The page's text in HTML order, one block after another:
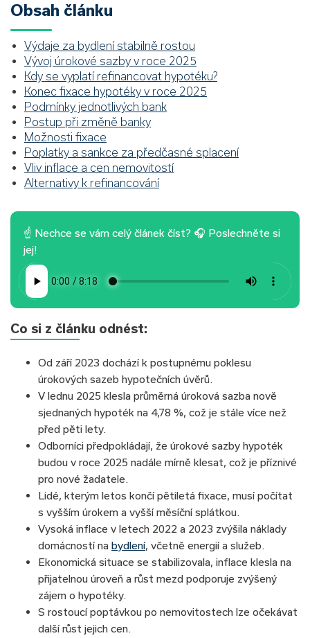
Obsah článku
Výdaje za bydlení stabilně rostou
Vývoj úrokové sazby v roce 2025
Kdy se vyplatí refinancovat hypotéku?
Konec fixace hypotéky v roce 2025
Podmínky jednotlivých bank
Postup při změně banky
Možnosti fixace
Poplatky a sankce za předčasné splacení
Vliv inflace a cen nemovitostí
Alternativy k refinancování
☝ Nechce se vám celý článek číst? 🎧 Poslechněte si
jej!
Co si z článku odnést:
Od září 2023 dochází k postupnému poklesu
úrokových sazeb hypotečních úvěrů.
V lednu 2025 klesla průměrná úroková sazba nově
sjednaných hypoték na 4,78 %, což je stále více než
před pěti lety.
Odborníci předpokládají, že úrokové sazby hypoték
budou v roce 2025 nadále mírně klesat, což je příznivé
pro nové žadatele.
Lidé, kterým letos končí pětiletá fixace, musí počítat
s vyšším úrokem a vyšší měsíční splátkou.
Vysoká inflace v letech 2022 a 2023 zvýšila náklady
domácností na bydlení, včetně energií a služeb.​
Ekonomická situace se stabilizovala, inflace klesla na
přijatelnou úroveň a růst mezd podporuje zvýšený
zájem o hypotéky.
S rostoucí poptávkou po nemovitostech lze očekávat
další růst jejich cen.​